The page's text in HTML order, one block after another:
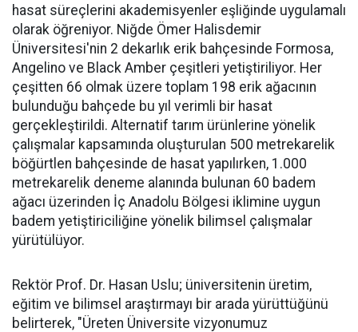
hasat süreçlerini akademisyenler eşliğinde uygulamalı
olarak öğreniyor. Niğde Ömer Halisdemir
Üniversitesi'nin 2 dekarlık erik bahçesinde Formosa,
Angelino ve Black Amber çeşitleri yetiştiriliyor. Her
çeşitten 66 olmak üzere toplam 198 erik ağacının
bulunduğu bahçede bu yıl verimli bir hasat
gerçekleştirildi. Alternatif tarım ürünlerine yönelik
çalışmalar kapsamında oluşturulan 500 metrekarelik
böğürtlen bahçesinde de hasat yapılırken, 1.000
metrekarelik deneme alanında bulunan 60 badem
ağacı üzerinden İç Anadolu Bölgesi iklimine uygun
badem yetiştiriciliğine yönelik bilimsel çalışmalar
yürütülüyor.
Rektör Prof. Dr. Hasan Uslu; üniversitenin üretim,
eğitim ve bilimsel araştırmayı bir arada yürüttüğünü
belirterek, "Üreten Üniversite vizyonumuz